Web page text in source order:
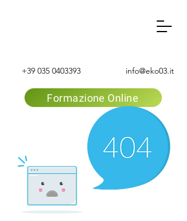
+39 035 0403393 info@eko03.it
Formazione Online